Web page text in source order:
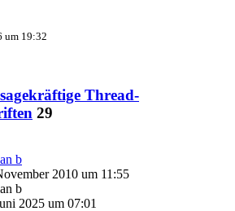
um 19:32
Thread-
29
b
2010 um 11:55
b
2025 um 07:01